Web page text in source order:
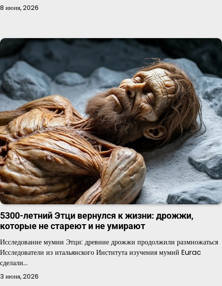
8 июня, 2026
5300-летний Этци вернулся к жизни: дрожжи,
которые не стареют и не умирают
Исследование мумии Этци: древние дрожжи продолжили размножаться
Исследователи из итальянского Института изучения мумий Eurac
сделали…
3 июня, 2026